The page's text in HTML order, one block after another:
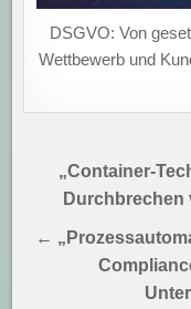
DSGVO: Von
Wettbewerb und
„Container-
←